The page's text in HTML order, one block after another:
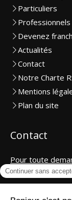
Particuliers
Professionnels
Devenez
Actualités
Contact
Notre Charte
Mentions
Plan du site
Contact
Pour toute
la plus proche de